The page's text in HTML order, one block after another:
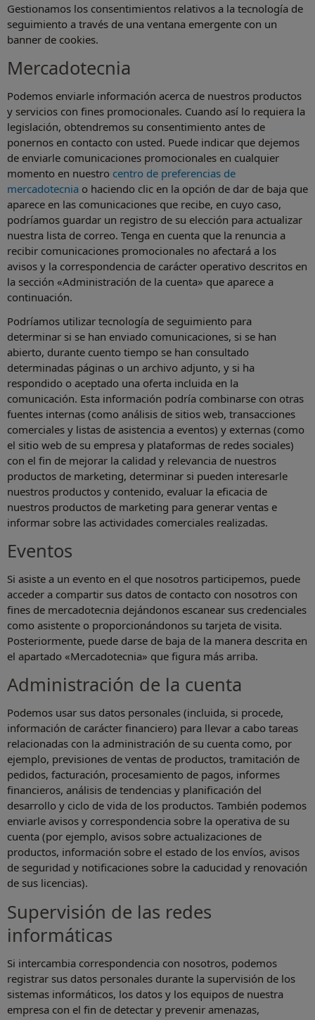
Gestionamos los consentimientos relativos a la tecnología de
seguimiento a través de una ventana emergente con un
banner de cookies.
Mercadotecnia
Podemos enviarle información acerca de nuestros productos
y servicios con fines promocionales. Cuando así lo requiera la
legislación, obtendremos su consentimiento antes de
ponernos en contacto con usted. Puede indicar que dejemos
de enviarle comunicaciones promocionales en cualquier
momento en nuestro centro de preferencias de
mercadotecnia o haciendo clic en la opción de dar de baja que
aparece en las comunicaciones que recibe, en cuyo caso,
podríamos guardar un registro de su elección para actualizar
nuestra lista de correo. Tenga en cuenta que la renuncia a
recibir comunicaciones promocionales no afectará a los
avisos y la correspondencia de carácter operativo descritos en
la sección «Administración de la cuenta» que aparece a
continuación.
Podríamos utilizar tecnología de seguimiento para
determinar si se han enviado comunicaciones, si se han
abierto, durante cuento tiempo se han consultado
determinadas páginas o un archivo adjunto, y si ha
respondido o aceptado una oferta incluida en la
comunicación. Esta información podría combinarse con otras
fuentes internas (como análisis de sitios web, transacciones
comerciales y listas de asistencia a eventos) y externas (como
el sitio web de su empresa y plataformas de redes sociales)
con el fin de mejorar la calidad y relevancia de nuestros
productos de marketing, determinar si pueden interesarle
nuestros productos y contenido, evaluar la eficacia de
nuestros productos de marketing para generar ventas e
informar sobre las actividades comerciales realizadas.
Eventos
Si asiste a un evento en el que nosotros participemos, puede
acceder a compartir sus datos de contacto con nosotros con
fines de mercadotecnia dejándonos escanear sus credenciales
como asistente o proporcionándonos su tarjeta de visita.
Posteriormente, puede darse de baja de la manera descrita en
el apartado «Mercadotecnia» que figura más arriba.
Administración de la cuenta
Podemos usar sus datos personales (incluida, si procede,
información de carácter financiero) para llevar a cabo tareas
relacionadas con la administración de su cuenta como, por
ejemplo, previsiones de ventas de productos, tramitación de
pedidos, facturación, procesamiento de pagos, informes
financieros, análisis de tendencias y planificación del
desarrollo y ciclo de vida de los productos. También podemos
enviarle avisos y correspondencia sobre la operativa de su
cuenta (por ejemplo, avisos sobre actualizaciones de
productos, información sobre el estado de los envíos, avisos
de seguridad y notificaciones sobre la caducidad y renovación
de sus licencias).
Supervisión de las redes
informáticas
Si intercambia correspondencia con nosotros, podemos
registrar sus datos personales durante la supervisión de los
sistemas informáticos, los datos y los equipos de nuestra
empresa con el fin de detectar y prevenir amenazas,